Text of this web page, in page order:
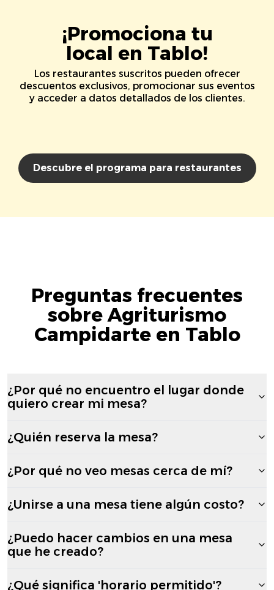
¡Promociona tu
local en Tablo!
Los restaurantes suscritos pueden ofrecer
descuentos exclusivos, promocionar sus eventos
y acceder a datos detallados de los clientes.
Descubre el programa para restaurantes
Preguntas frecuentes
sobre Agriturismo
Campidarte en Tablo
¿Por qué no encuentro el lugar donde
quiero crear mi mesa?
¿Quién reserva la mesa?
¿Por qué no veo mesas cerca de mí?
¿Unirse a una mesa tiene algún costo?
¿Puedo hacer cambios en una mesa
que he creado?
¿Qué significa 'horario permitido'?